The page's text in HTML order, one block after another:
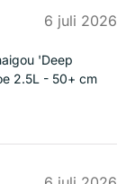
6 juli 2026
'Deep
2.5L - 50+ cm